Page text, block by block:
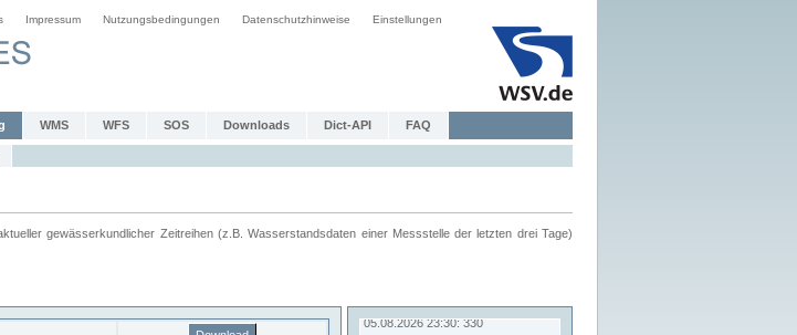
Impressum Nutzungsbedingungen Datenschutzhinweise Einstellungen
WMS WFS SOS Downloads Dict-API FAQ
gewässerkundlicher Zeitreihen (z.B. Wasserstandsdaten einer Messstelle der letzten drei Tage)